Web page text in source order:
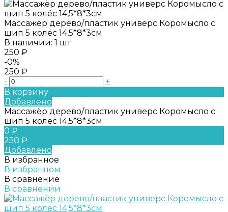
Массажёр дерево/пластик универс Коромысло с
шип 5 колёс 14,5*8*3см
В наличии: 1 шт
250 ₽
-0%
250 ₽
-
+
В корзину
Добавлено
Массажёр дерево/пластик универс Коромысло с
шип 5 колёс 14,5*8*3см
0 ₽
250 ₽
Добавлено
В избранное
В избранном
В сравнение
В сравнении